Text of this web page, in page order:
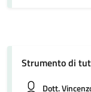
Strumento di
Dott.